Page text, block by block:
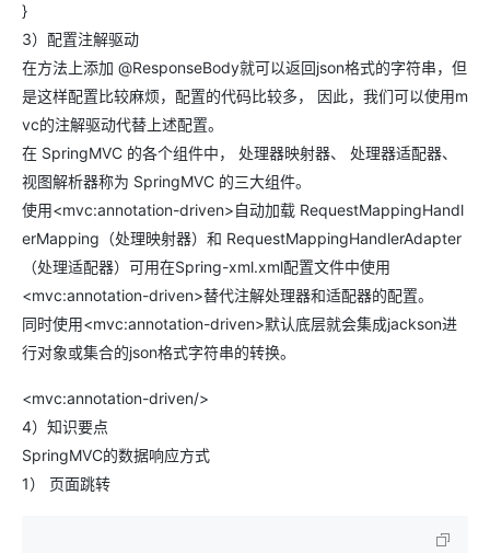
}
3）配置注解驱动
在方法上添加 @ResponseBody就可以返回json格式的字符串，但
是这样配置比较麻烦，配置的代码比较多， 因此，我们可以使用m
vc的注解驱动代替上述配置。
在 SpringMVC 的各个组件中， 处理器映射器、 处理器适配器、
视图解析器称为 SpringMVC 的三大组件。
使用<mvc:annotation-driven>自动加载 RequestMappingHandl
erMapping（处理映射器）和 RequestMappingHandlerAdapter
（处理适配器）可用在Spring-xml.xml配置文件中使用
<mvc:annotation-driven>替代注解处理器和适配器的配置。
同时使用<mvc:annotation-driven>默认底层就会集成jackson进
行对象或集合的json格式字符串的转换。
<mvc:annotation-driven/>
4）知识要点
SpringMVC的数据响应方式
1） 页面跳转